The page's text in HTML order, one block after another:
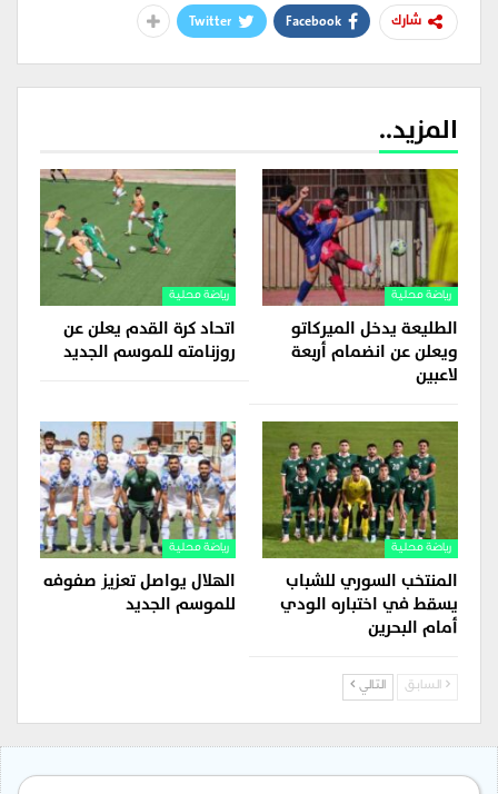
شارك Facebook
Twitter
المزيد..
رياضة محلية
الطليعة يدخل الميركاتو
ويعلن عن انضمام أربعة
لاعبين
رياضة محلية
اتحاد كرة القدم يعلن عن
روزنامته للموسم الجديد
رياضة محلية
المنتخب السوري للشباب
يسقط في اختباره الودي
أمام البحرين
رياضة محلية
الهلال يواصل تعزيز صفوفه
للموسم الجديد
السابق التالي